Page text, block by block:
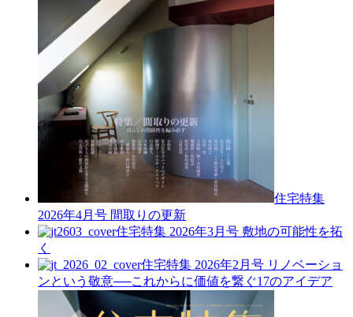
住宅特集
2026年4月号 間取りの更新
住宅特集 2026年3月号 敷地の可能性を拓
く
住宅特集 2026年2月号 リノベーショ
ンという敬意──これからに価値を繋ぐ17のアイデア